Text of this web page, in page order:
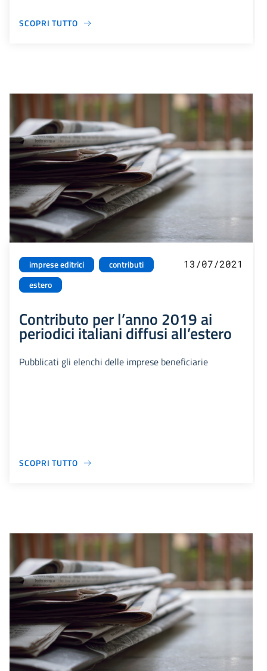
SCOPRI TUTTO
imprese editrici
contributi
estero
13/07/2021
Contributo per l’anno 2019 ai
periodici italiani diffusi all’estero
Pubblicati gli elenchi delle imprese beneficiarie
SCOPRI TUTTO